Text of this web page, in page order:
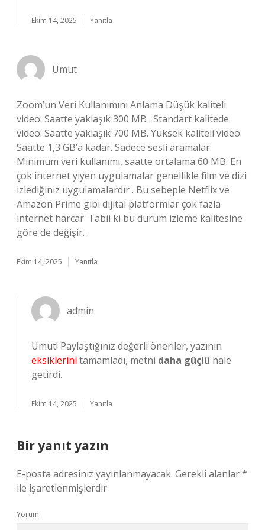
Ekim 14, 2025 Yanıtla
Umut
Zoom’un Veri Kullanımını Anlama Düşük kaliteli
video: Saatte yaklaşık 300 MB . Standart kalitede
video: Saatte yaklaşık 700 MB. Yüksek kaliteli video:
Saatte 1,3 GB’a kadar. Sadece sesli aramalar:
Minimum veri kullanımı, saatte ortalama 60 MB. En
çok internet yiyen uygulamalar genellikle film ve dizi
izlediğiniz uygulamalardır . Bu sebeple Netflix ve
Amazon Prime gibi dijital platformlar çok fazla
internet harcar. Tabii ki bu durum izleme kalitesine
göre de değişir. .
Ekim 14, 2025 Yanıtla
admin
Umut! Paylaştığınız değerli öneriler, yazının
eksiklerini tamamladı, metni daha güçlü hale
getirdi.
Ekim 14, 2025 Yanıtla
Bir yanıt yazın
E-posta adresiniz yayınlanmayacak. Gerekli alanlar*
ile işaretlenmişlerdir
Yorum